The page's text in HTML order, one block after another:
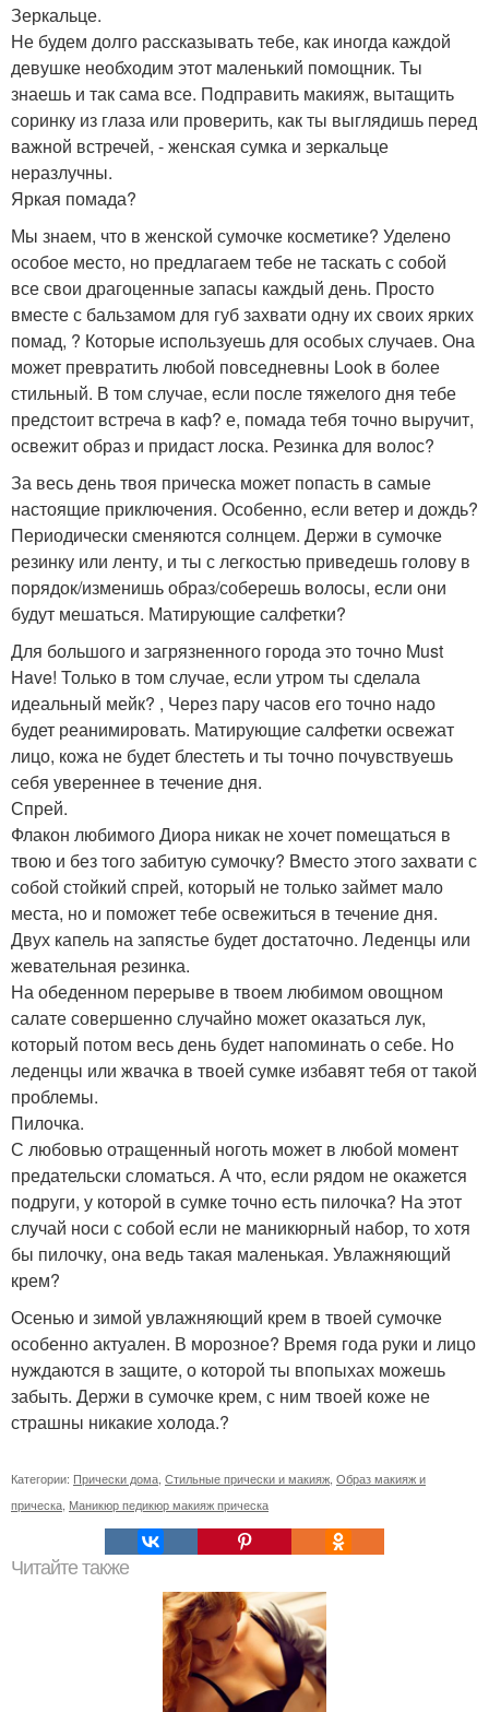
Зеркальце.
Не будем долго рассказывать тебе, как иногда каждой
девушке необходим этот маленький помощник. Ты
знаешь и так сама все. Подправить макияж, вытащить
соринку из глаза или проверить, как ты выглядишь перед
важной встречей, - женская сумка и зеркальце
неразлучны.
Яркая помада?
Мы знаем, что в женской сумочке косметике? Уделено
особое место, но предлагаем тебе не таскать с собой
все свои драгоценные запасы каждый день. Просто
вместе с бальзамом для губ захвати одну их своих ярких
помад, ? Которые используешь для особых случаев. Она
может превратить любой повседневны Look в более
стильный. В том случае, если после тяжелого дня тебе
предстоит встреча в каф? е, помада тебя точно выручит,
освежит образ и придаст лоска. Резинка для волос?
За весь день твоя прическа может попасть в самые
настоящие приключения. Особенно, если ветер и дождь?
Периодически сменяются солнцем. Держи в сумочке
резинку или ленту, и ты с легкостью приведешь голову в
порядок/изменишь образ/соберешь волосы, если они
будут мешаться. Матирующие салфетки?
Для большого и загрязненного города это точно Must
Have! Только в том случае, если утром ты сделала
идеальный мейк? , Через пару часов его точно надо
будет реанимировать. Матирующие салфетки освежат
лицо, кожа не будет блестеть и ты точно почувствуешь
себя увереннее в течение дня.
Спрей.
Флакон любимого Диора никак не хочет помещаться в
твою и без того забитую сумочку? Вместо этого захвати с
собой стойкий спрей, который не только займет мало
места, но и поможет тебе освежиться в течение дня.
Двух капель на запястье будет достаточно. Леденцы или
жевательная резинка.
На обеденном перерыве в твоем любимом овощном
салате совершенно случайно может оказаться лук,
который потом весь день будет напоминать о себе. Но
леденцы или жвачка в твоей сумке избавят тебя от такой
проблемы.
Пилочка.
С любовью отращенный ноготь может в любой момент
предательски сломаться. А что, если рядом не окажется
подруги, у которой в сумке точно есть пилочка? На этот
случай носи с собой если не маникюрный набор, то хотя
бы пилочку, она ведь такая маленькая. Увлажняющий
крем?
Осенью и зимой увлажняющий крем в твоей сумочке
особенно актуален. В морозное? Время года руки и лицо
нуждаются в защите, о которой ты впопыхах можешь
забыть. Держи в сумочке крем, с ним твоей коже не
страшны никакие холода.?
Категории: Прически дома Стильные прически и макияж Образ макияж и
прическа Маникюр педикюр макияж прическа
Читайте также